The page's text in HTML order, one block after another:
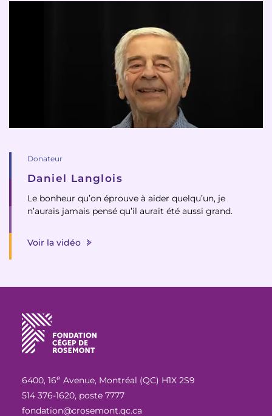
Donateur
Daniel Langlois
Le bonheur qu’on éprouve à aider quelqu’un, je
n’aurais jamais pensé qu’il aurait été aussi grand.
Voir la vidéo
6400, 16e Avenue, Montréal (QC) H1X 2S9
514 376-1620, poste 7777
fondation@crosemont.qc.ca